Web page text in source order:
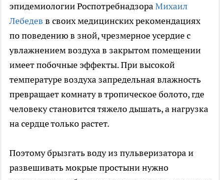
эпидемиологии РоспотребнадзораМихаил
Лебедев в своих медицинских рекомендациях
по поведению в зной, чрезмерное усердие с
увлажнением воздуха в закрытом помещении
имеет побочные эффекты. При высокой
температуре воздуха запредельная влажность
превращает комнату в тропическое болото, где
человеку становится тяжело дышать, а нагрузка
на сердце только растет.
Поэтому брызгать воду из пульверизатора и
развешивать мокрые простыни нужно